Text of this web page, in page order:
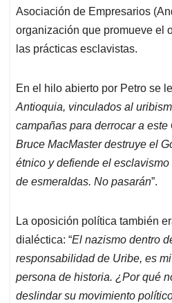
Asociación de Empresarios
organización que promueve el
las prácticas esclavistas.
En el hilo abierto por Petro se
Antioquia, vinculados al
campañas para derrocar a
Bruce MacMaster destruye el
étnico y defiende el
de esmeraldas. No pasarán”.
La oposición política también
dialéctica: “El nazismo dentro
responsabilidad de Uribe, es
persona de historia. ¿Por qué
deslindar su movimiento